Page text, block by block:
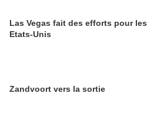
Las Vegas fait des efforts pour les
Etats-Unis
Zandvoort vers la sortie